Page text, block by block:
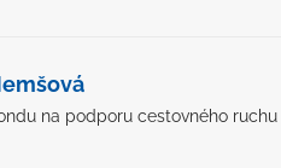
na podporu cestovného ruchu